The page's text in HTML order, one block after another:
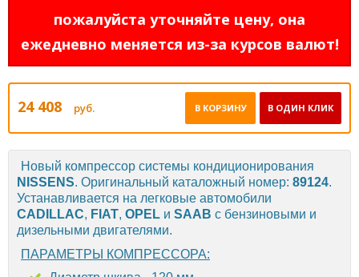
пожалуйста уточняйте цену, она
ежедневно меняется из-за курсов валют!
24 408 руб. В ОДИН КЛИК
В КОРЗИНУ
Новый компрессор системы кондиционирования
NISSENS. Оригинальный каталожный номер: 89124.
Устанавливается на легковые автомобили
CADILLAC, FIAT, OPEL и SAAB с бензиновыми и
дизельными двигателями.
ПАРАМЕТРЫ КОМПРЕССОРА: